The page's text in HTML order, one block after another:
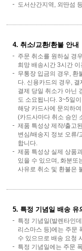
도서산간지역, 외딴섬
4. 취소/교환/환불 안내
주문 취소를 원하실 경
희망 배송시간 3시간
무통장 입금의 경우, 환
다. 신용카드의 경우,
결제 당일 취소가 아닌
도 소요됩니다. 3~5일
해당 카드사에 문의하
(카드사마다 취소 승인
제품 특성상 제작/출고
변심/배송지 정보 오류/
합니다.
제품 특성상 실제 상품
있을 수 있으며, 화분또
사유로 취소 및 환불은
5. 특정 기념일 배송 유
특정 기념일(발렌타인
리스마스 등)에는 주문
수 있으므로 배송 요청
특정 기념일에는 주문